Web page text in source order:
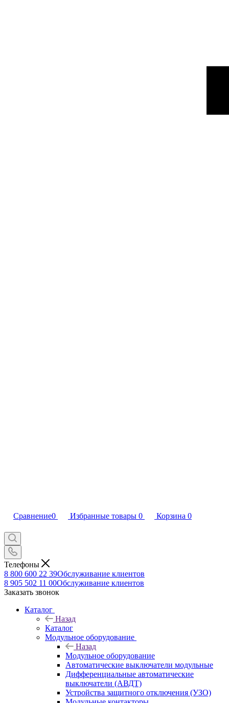
Сравнение0 Избранные товары 0 Корзина 0
Телефоны
8 800 600 22 39Обслуживание клиентов
8 905 502 11 00Обслуживание клиентов
Заказать звонок
Каталог
Назад
Каталог
Модульное оборудование
Назад
Модульное оборудование
Автоматические выключатели модульные
Дифференциальные автоматические
выключатели (АВДТ)
Устройства защитного отключения (УЗО)